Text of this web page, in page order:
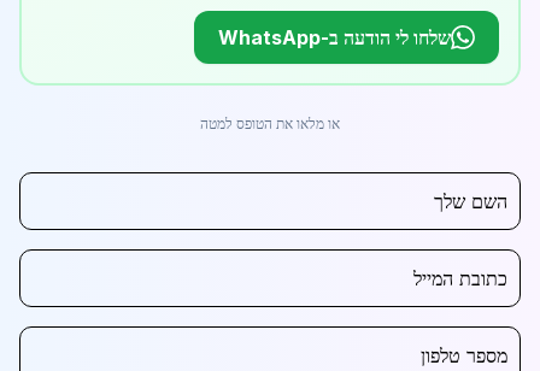
שלחו לי הודעה ב-WhatsApp
או מלאו את הטופס למטה